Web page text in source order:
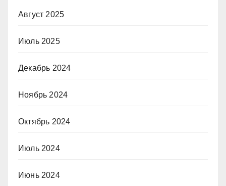
Август 2025
Июль 2025
Декабрь 2024
Ноябрь 2024
Октябрь 2024
Июль 2024
Июнь 2024